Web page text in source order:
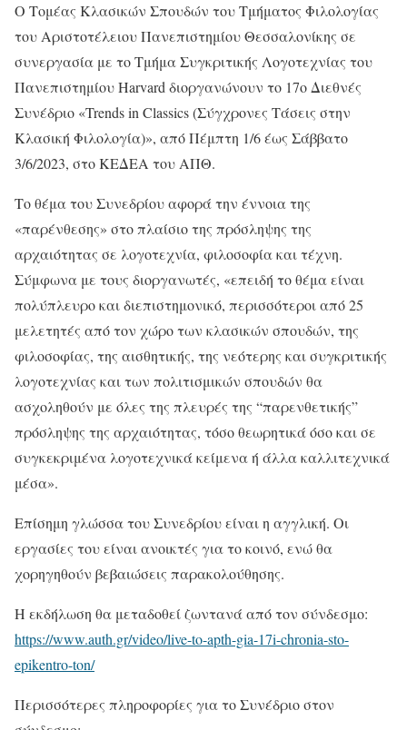
Ο Τομέας Κλασικών Σπουδών του Τμήματος Φιλολογίας
του Αριστοτέλειου Πανεπιστημίου Θεσσαλονίκης σε
συνεργασία με το Τμήμα Συγκριτικής Λογοτεχνίας του
Πανεπιστημίου Harvard διοργανώνουν το 17o Διεθνές
Συνέδριο «Trends in Classics (Σύγχρονες Τάσεις στην
Κλασική Φιλολογία)», από Πέμπτη 1/6 έως Σάββατο
3/6/2023, στο ΚΕΔΕΑ του ΑΠΘ.
Το θέμα του Συνεδρίου αφορά την έννοια της
«παρένθεσης» στο πλαίσιο της πρόσληψης της
αρχαιότητας σε λογοτεχνία, φιλοσοφία και τέχνη.
Σύμφωνα με τους διοργανωτές, «επειδή το θέμα είναι
πολύπλευρο και διεπιστημονικό, περισσότεροι από 25
μελετητές από τον χώρο των κλασικών σπουδών, της
φιλοσοφίας, της αισθητικής, της νεότερης και συγκριτικής
λογοτεχνίας και των πολιτισμικών σπουδών θα
ασχοληθούν με όλες της πλευρές της “παρενθετικής”
πρόσληψης της αρχαιότητας, τόσο θεωρητικά όσο και σε
συγκεκριμένα λογοτεχνικά κείμενα ή άλλα καλλιτεχνικά
μέσα».
Επίσημη γλώσσα του Συνεδρίου είναι η αγγλική. Οι
εργασίες του είναι ανοικτές για το κοινό, ενώ θα
χορηγηθούν βεβαιώσεις παρακολούθησης.
H εκδήλωση θα μεταδοθεί ζωντανά από τον σύνδεσμο:
https://www.auth.gr/video/live-to-apth-gia-17i-chronia-sto-
epikentro-ton/
Περισσότερες πληροφορίες για το Συνέδριο στον